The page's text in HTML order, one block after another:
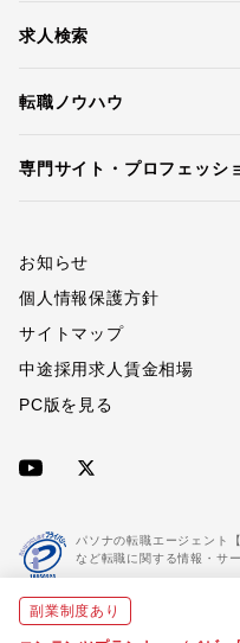
求人検索
転職ノウハウ
専門サイト・プロフェッシ
お知らせ
個人情報保護方針
サイトマップ
中途採用求人賃金相場
PC版を見る
パソナの転職エージェント
など転職に関する情報・サ
「パソナキャリア」は職業
副業制度あり